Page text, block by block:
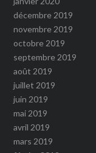
décembre 2019
novembre 2019
octobre 2019
septembre 2019
août 2019
juillet 2019
juin 2019
mai 2019
avril 2019
mars 2019